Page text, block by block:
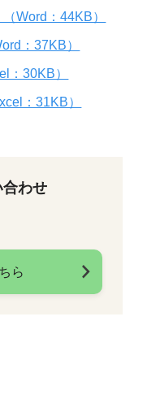
Word：44KB）
：37KB）
：30KB）
：31KB）
わせ
ら